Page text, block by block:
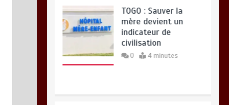
mère devient un
indicateur de
civilisation
0 4 minutes